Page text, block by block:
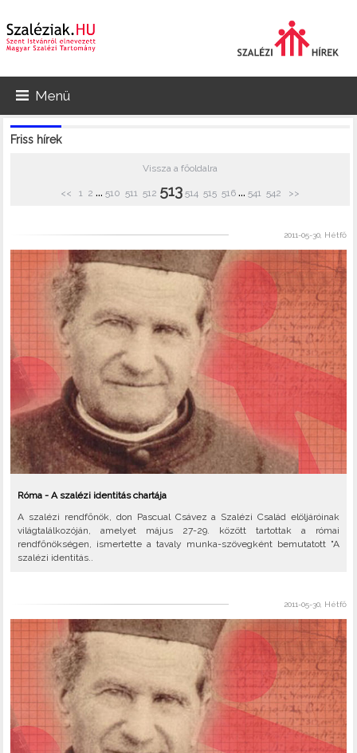
Menü
Friss hírek
Vissza a főoldalra
<< 1 2 ... 510 511 512 513 514 515 516 ... 541 542 >>
2011-05-30, Hétfő
Róma - A szalézi identitás chartája
A szalézi rendfőnök, don Pascual Csávez a Szalézi Család elöljáróinak
világtalálkozóján, amelyet május 27-29. között tartottak a római
rendfőnökségen, ismertette a tavaly munka-szövegként bemutatott "A
szalézi identitás..
2011-05-30, Hétfő